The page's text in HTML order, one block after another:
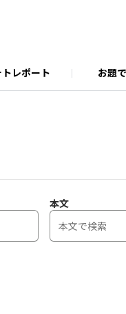
レポート お題
本文